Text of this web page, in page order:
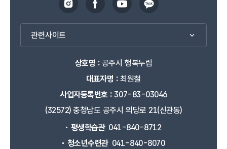
관련사이트
상호명 :공주시 행복누림
대표자명 :최원철
사업자등록번호 :307-83-03046
(32572) 충청남도 공주시 의당로 21(신관동)
평생학습관 041-840-8712
청소년수련관 041-840-8070